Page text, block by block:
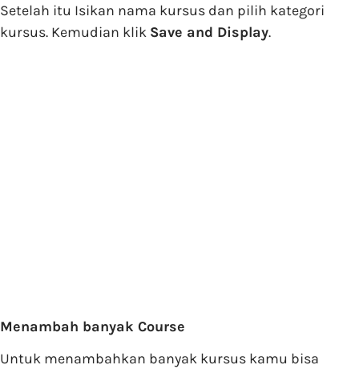
Setelah itu Isikan nama kursus dan pilih kategori
kursus. Kemudian klik Save and Display.
Menambah banyak Course
Untuk menambahkan banyak kursus kamu bisa